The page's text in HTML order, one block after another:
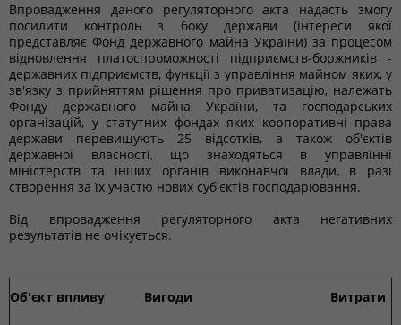
Впровадження даного регуляторного акта надасть змогу
посилити контроль з боку держави (інтереси якої
представляє Фонд державного майна України) за процесом
відновлення платоспроможності підприємств-боржників -
державних підприємств, функції з управління майном яких, у
зв'язку з прийняттям рішення про приватизацію, належать
Фонду державного майна України, та господарських
організацій, у статутних фондах яких корпоративні права
держави перевищують 25 відсотків, а також об'єктів
державної власності, що знаходяться в управлінні
міністерств та інших органів виконавчої влади, в разі
створення за їх участю нових суб'єктів господарювання.
Від впровадження регуляторного акта негативних
результатів не очікується.
Об'єкт впливу Вигоди Витрати